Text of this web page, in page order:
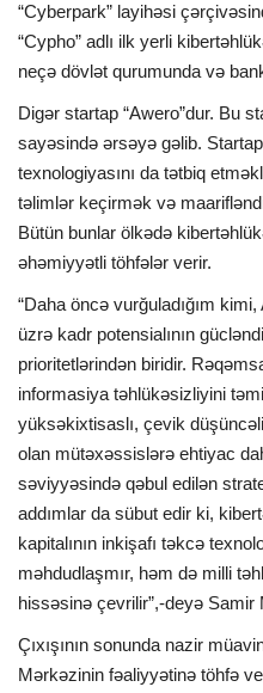
“Cyberpark” layihəsi
“Cypho” adlı ilk yerli
neçə dövlət qurumunda və
Digər startap “Awero”dur. Bu
sayəsində ərsəyə gəlib.
texnologiyasını da tətbiq
təlimlər keçirmək və
Bütün bunlar ölkədə
əhəmiyyətli töhfələr verir.
“Daha öncə vurğuladığım
üzrə kadr potensialının
prioritetlərindən biridir.
informasiya təhlükəsizliyini
yüksəkixtisaslı, çevik
olan mütəxəssislərə ehtiyac
səviyyəsində qəbul edilən
addımlar da sübut edir ki,
kapitalının inkişafı təkcə
məhdudlaşmır, həm də milli
hissəsinə çevrilir”,-deyə Samir
Çıxışının sonunda nazir
Mərkəzinin fəaliyyətinə töhfə